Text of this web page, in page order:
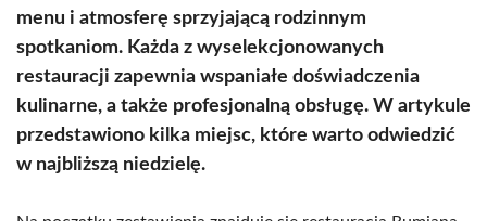
menu i atmosferę sprzyjającą rodzinnym
spotkaniom. Każda z wyselekcjonowanych
restauracji zapewnia wspaniałe doświadczenia
kulinarne, a także profesjonalną obsługę. W artykule
przedstawiono kilka miejsc, które warto odwiedzić
w najbliższą niedzielę.